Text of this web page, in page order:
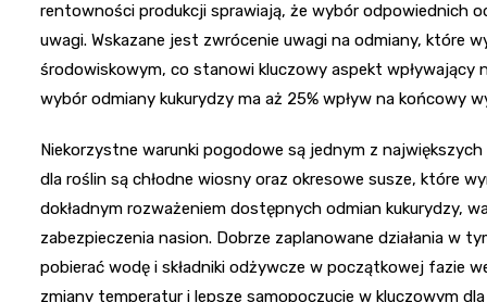
rentowności produkcji sprawiają, że wybór odpowiednich
uwagi. Wskazane jest zwrócenie uwagi na odmiany, które
środowiskowym, co stanowi kluczowy aspekt wpływający
wybór odmiany kukurydzy ma aż 25% wpływ na końcowy
Niekorzystne warunki pogodowe są jednym z
dla roślin są chłodne wiosny oraz okresowe susze, które
dokładnym rozważeniem dostępnych odmian kukurydzy,
zabezpieczenia nasion. Dobrze zaplanowane działania w
pobierać wodę i składniki odżywcze w początkowej fazie
zmiany temperatur i lepsze samopoczucie w kluczowym